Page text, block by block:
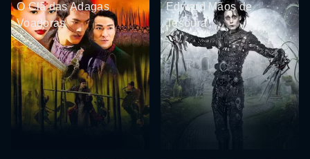
O Clã das Adagas
Voadoras
Edward Mãos de
Tesoura